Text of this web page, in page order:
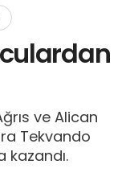
ve Alican
Tekvando
kazandı.